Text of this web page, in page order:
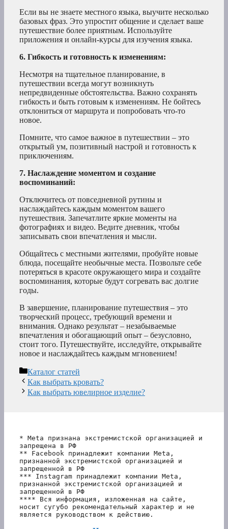
Если вы не знаете местного языка, выучите несколько
базовых фраз. Это упростит общение и сделает ваше
путешествие более приятным. Используйте
приложения и онлайн-курсы для изучения языка.
6. Гибкость и готовность к изменениям:
Несмотря на тщательное планирование, в
путешествии всегда могут возникнуть
непредвиденные обстоятельства. Важно сохранять
гибкость и быть готовым к изменениям. Не бойтесь
отклониться от маршрута и попробовать что-то
новое.
Помните, что самое важное в путешествии – это
открытый ум, позитивный настрой и готовность к
приключениям.
7. Наслаждение моментом и создание
воспоминаний:
Отключитесь от повседневной рутины и
наслаждайтесь каждым моментом вашего
путешествия. Запечатлите яркие моменты на
фотографиях и видео. Ведите дневник, чтобы
записывать свои впечатления и мысли.
Общайтесь с местными жителями, пробуйте новые
блюда, посещайте необычные места. Позвольте себе
потеряться в красоте окружающего мира и создайте
воспоминания, которые будут согревать вас долгие
годы.
В завершение, планирование путешествия – это
творческий процесс, требующий времени и
внимания. Однако результат – незабываемые
впечатления и обогащающий опыт – безусловно,
стоит того. Путешествуйте, исследуйте, открывайте
новое и наслаждайтесь каждым мгновением!
Рубрики
Каталог статей
Как выбрать кровать?
Как выбрать ювелирное изделие?
* Meta признана экстремистской организацией и
запрещена в РФ
** Facebook принадлежит компании Meta,
признанной экстремистской организацией и
запрещенной в РФ
*** Instagram принадлежит компании Meta,
признанной экстремистской организацией и
запрещенной в РФ
**** Вся информация, изложенная на сайте,
носит сугубо рекомендательный характер и не
является руководством к действию.